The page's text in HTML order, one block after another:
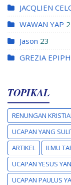
JACQLIEN
WAWAN YAP
Jason 23
GREZIA
TOPIKAL
RENUNGAN
UCAPAN YANG
ARTIKEL
ILMU
UCAPAN YESUS
UCAPAN PAULUS